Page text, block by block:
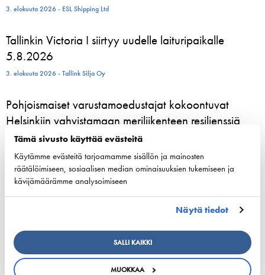
Tämä sivusto käyttää evästeitä
Käytämme evästeitä tarjoamamme sisällön ja mainosten
räätälöimiseen, sosiaalisen median ominaisuuksien tukemiseen ja
kävijämäärämme analysoimiseen
Näytä tiedot
SALLI KAIKKI
MUOKKAA
3. elokuuta 2026 - ESL Shipping Ltd
Tallinkin Victoria I siirtyy uudelle laituripaikalle
5.8.2026
3. elokuuta 2026 - Tallink Silja Oy
Pohjoismaiset varustamoedustajat kokoontuvat
Helsinkiin vahvistamaan meriliikenteen resilienssiä
24. kesäkuuta 2026 - Suomen Varustamot Ry
800 kesätyöntekijää aloittelee parhaillaan Viking
Linen laivoilla – moni heistä löytää uran
merenkulusta
European shipping and aviation sectors urge EU to
channel ETS revenues into clean fuels